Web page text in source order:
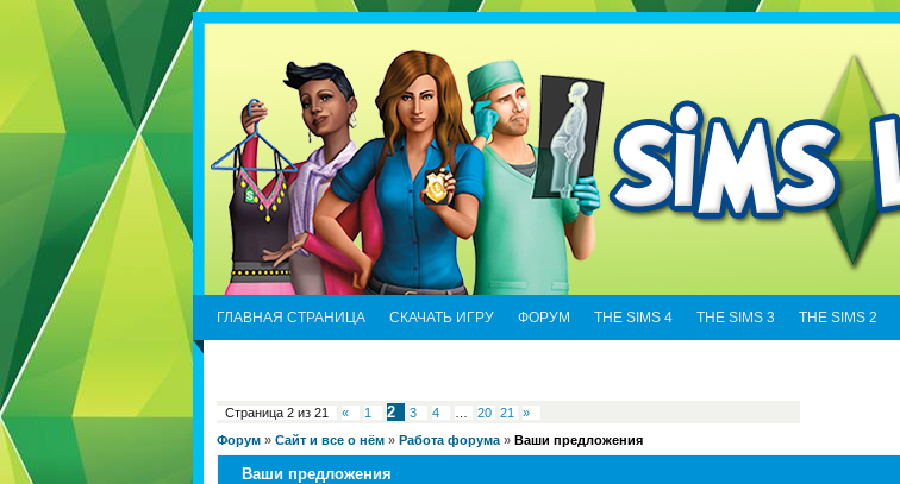
ГЛАВНАЯ СТРАНИЦА СКАЧАТЬ ИГРУ ФОРУМ THE SIMS 4 THE SIMS 3 THE SIMS 2
Страница 2 из 21 « 1 2 3 4 20 21
»
Форум » Сайт и все о нём » Работа форума » Ваши предложения
Ваши предложения